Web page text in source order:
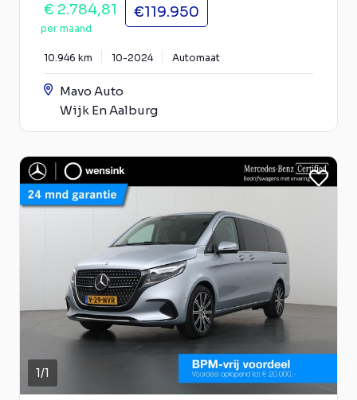
€ 2.784,81
per maand
€119.950
10.946 km 10-2024 Automaat
Mavo Auto
Wijk En Aalburg
1/1